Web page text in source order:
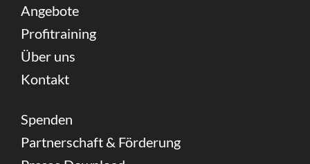
Angebote
Profitraining
Über uns
Kontakt
Spenden
Partnerschaft & Förderung